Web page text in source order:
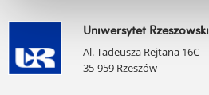
Uniwersytet Rzeszowski
Al. Tadeusza Rejtana 16C
35-959 Rzeszów